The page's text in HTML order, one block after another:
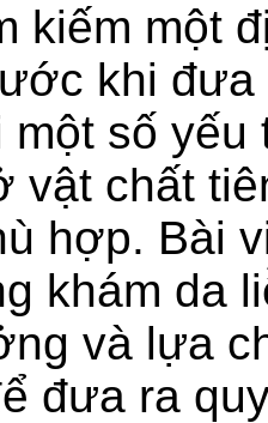
kiếm một
khi
số
vật chất
hợp. Bài
khám da
và lựa
đưa ra